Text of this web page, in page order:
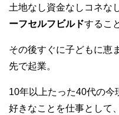
土地なし資金なしコネな
ーフセルフビルドするこ
その後すぐに子どもに恵
先で起業。
10年以上たった40代の今
好きなことを仕事として